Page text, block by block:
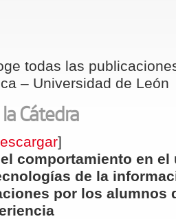
todas las
– Universidad de León
Cátedra
]
comportamiento en el
de la
por los alumnos